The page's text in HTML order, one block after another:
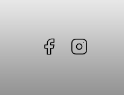
Facebook